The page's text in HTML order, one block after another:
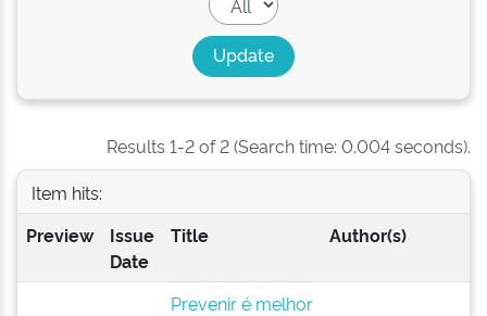
Results 1-2 of 2 (Search time: 0.004 seconds).
Item hits:
Preview
Issue
Date
Title Author(s)
Prevenir é melhor